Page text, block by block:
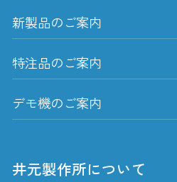
新製品のご案内
特注品のご案内
デモ機のご案内
井元製作所について